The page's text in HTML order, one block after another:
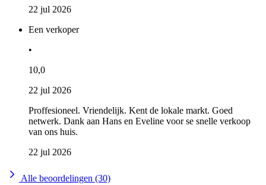
22 jul 2026
Een verkoper
•
10,0
22 jul 2026
Proffesioneel. Vriendelijk. Kent de lokale markt. Goed
netwerk. Dank aan Hans en Eveline voor se snelle verkoop
van ons huis.
22 jul 2026
Alle beoordelingen (30)